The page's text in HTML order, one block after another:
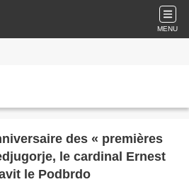
MENU
des « premières
le cardinal Ernest
le Podbrdo